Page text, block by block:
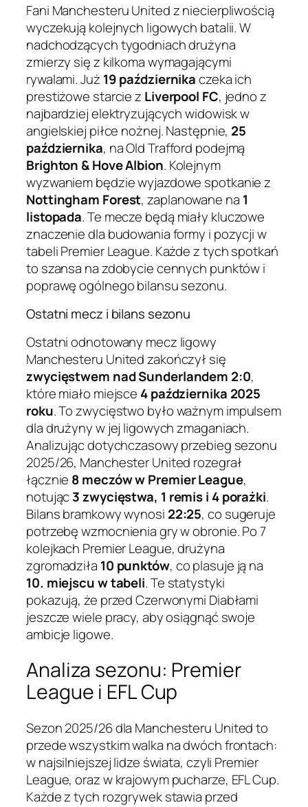
Fani Manchesteru United z niecierpliwością
wyczekują kolejnych ligowych batalii. W
nadchodzących tygodniach drużyna
zmierzy się z kilkoma wymagającymi
rywalami. Już 19 październikaczeka ich
prestiżowe starcie z Liverpool FC, jedno z
najbardziej elektryzujących widowisk w
angielskiej piłce nożnej. Następnie, 25
października, na Old Trafford podejmą
Brighton & Hove Albion. Kolejnym
wyzwaniem będzie wyjazdowe spotkanie z
Nottingham Forest, zaplanowane na 1
listopada. Te mecze będą miały kluczowe
znaczenie dla budowania formy i pozycji w
tabeli Premier League. Każde z tych spotkań
to szansa na zdobycie cennych punktów i
poprawę ogólnego bilansu sezonu.
Ostatni mecz i bilans sezonu
Ostatni odnotowany mecz ligowy
Manchesteru United zakończył się
zwycięstwem nad Sunderlandem 2:0,
które miało miejsce 4 października 2025
roku. To zwycięstwo było ważnym impulsem
dla drużyny w jej ligowych zmaganiach.
Analizując dotychczasowy przebieg sezonu
2025/26, Manchester United rozegrał
łącznie 8 meczów w Premier League,
notując3 zwycięstwa, 1 remis i 4 porażki.
Bilans bramkowy wynosi 22:25, co sugeruje
potrzebę wzmocnienia gry w obronie. Po 7
kolejkach Premier League, drużyna
zgromadziła 10 punktów, co plasuje ją na
10. miejscu w tabeli. Te statystyki
pokazują, że przed Czerwonymi Diabłami
jeszcze wiele pracy, aby osiągnąć swoje
ambicje ligowe.
Analiza sezonu: Premier
League i EFL Cup
Sezon 2025/26 dla Manchesteru United to
przede wszystkim walka na dwóch frontach:
w najsilniejszej lidze świata, czyli Premier
League, oraz w krajowym pucharze, EFL Cup.
Każde z tych rozgrywek stawia przed